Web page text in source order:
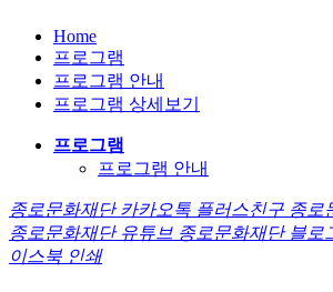
Home
프로그램
프로그램 안내
프로그램 상세보기
프로그램
프로그램 안내
종로문화재단 카카오톡 플러스친구 종로
종로문화재단 유튜브 종로문화재단 블로
이스북 인쇄